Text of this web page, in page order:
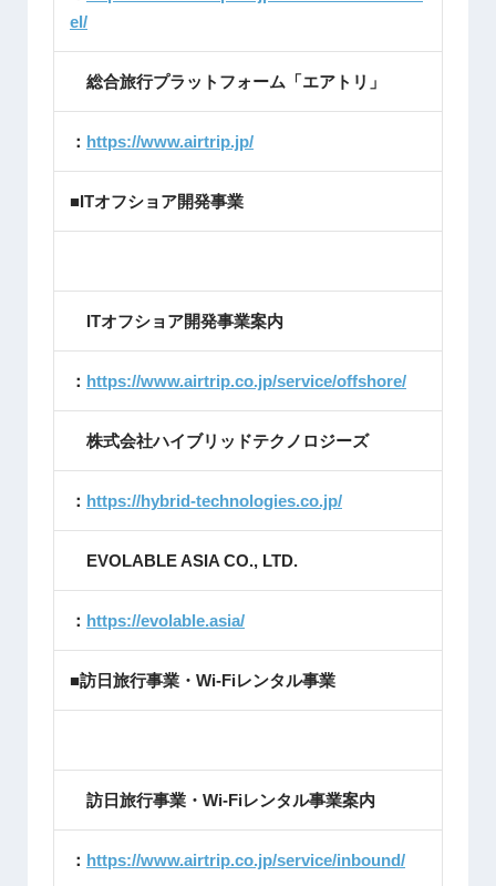
el/
総合旅行プラットフォーム「エアトリ」
： https://www.airtrip.jp/
■ITオフショア開発事業
ITオフショア開発事業案内
： https://www.airtrip.co.jp/service/offshore/
株式会社ハイブリッドテクノロジーズ
： https://hybrid-technologies.co.jp/
EVOLABLE ASIA CO., LTD.
： https://evolable.asia/
■訪日旅行事業・Wi-Fiレンタル事業
訪日旅行事業・Wi-Fiレンタル事業案内
： https://www.airtrip.co.jp/service/inbound/